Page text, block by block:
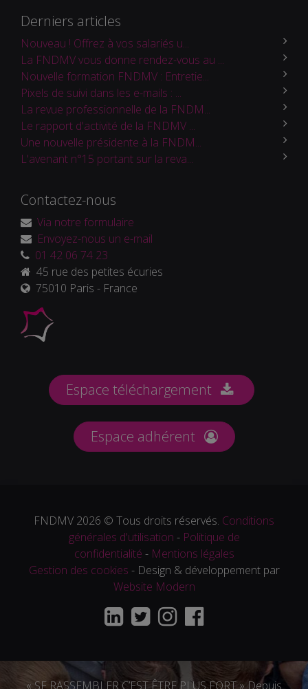
Derniers articles
Nouveau ! Offrez à vos salariés u...
La FNDMV vous donne rendez-vous au ...
Nouvelle formation FNDMV : Entretie...
Pixels de suivi dans les e-mails : ...
La revue professionnelle de la FNDM...
Le rapport d'activité de la FNDMV ...
Une nouvelle présidente à la FNDM...
L'avenant n°15 portant sur la reva...
Contactez-nous
Via notre formulaire
Envoyez-nous un e-mail
01 42 06 74 23
45 rue des petites écuries
75010 Paris - France
Espace téléchargement
Espace adhérent
FNDMV 2026 © Tous droits réservés. Conditions
générales d'utilisation - Politique de
confidentialité - Mentions légales
Gestion des cookies - Design & développement par
Website Modern
« SE RASSEMBLER C’EST ÊTRE PLUS FORT » Depuis